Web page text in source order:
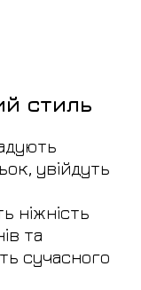
стиль
увійдуть
ніжність
та
сучасного